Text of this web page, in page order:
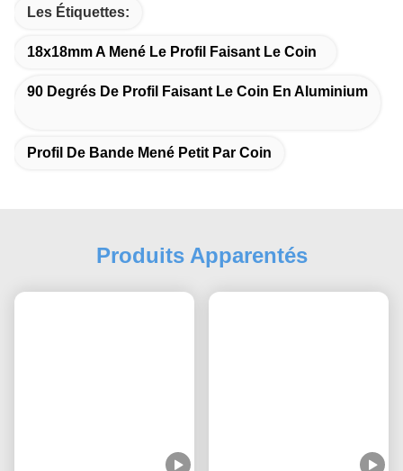
Q : Comment utiliser le profilé en aluminium LED avec une bande lumineuse LED ?
R : 1. Coupez le bon côté du profilé en aluminium LED.
3. Fixez le couvercle et l'embout du profilé en aluminium LED.
Q : Comment procéder à une commande ?
Les Étiquettes: